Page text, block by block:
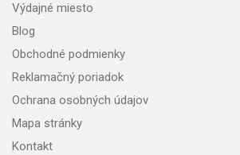
Výdajné miesto
Blog
Obchodné podmienky
Reklamačný poriadok
Ochrana osobných údajov
Mapa stránky
Kontakt